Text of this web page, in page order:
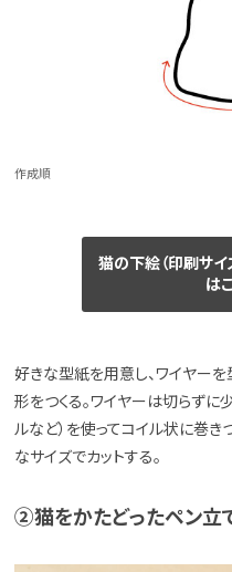
作成順
猫の下絵（印刷サイ
は
好きな型紙を用意し、ワイヤー
形をつくる。ワイヤーは切らずに
ルなど）を使ってコイル状に巻き
なサイズでカットする。
②猫をかたどったペン立